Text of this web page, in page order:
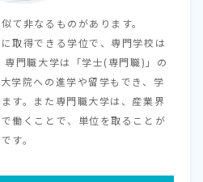
て非なるものがあります。
取得できる学位で、専門学校は
専門職大学は「学士(専門職)」の
学院への進学や留学もでき、学
す。また専門職大学は、産業界
働くことで、単位を取ることが
す。